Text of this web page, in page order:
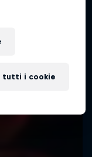
tutti i cookie